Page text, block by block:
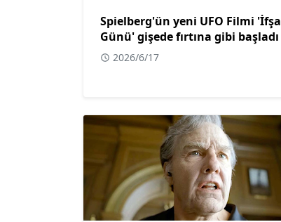
Spielberg'ün yeni UFO Filmi 'İfşa
Günü' gişede fırtına gibi başladı
2026/6/17